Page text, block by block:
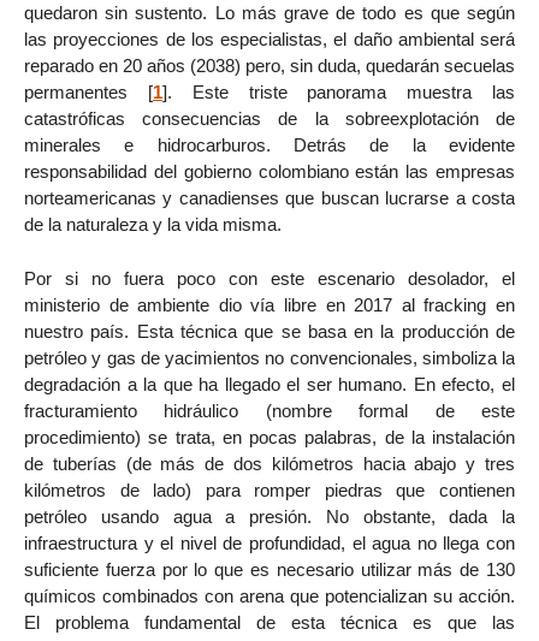
quedaron sin sustento. Lo más grave de todo es que según
las proyecciones de los especialistas, el daño ambiental será
reparado en 20 años (2038) pero, sin duda, quedarán secuelas
permanentes [1]. Este triste panorama muestra las
catastróficas consecuencias de la sobreexplotación de
minerales e hidrocarburos. Detrás de la evidente
responsabilidad del gobierno colombiano están las empresas
norteamericanas y canadienses que buscan lucrarse a costa
de la naturaleza y la vida misma.
Por si no fuera poco con este escenario desolador, el
ministerio de ambiente dio vía libre en 2017 al fracking en
nuestro país. Esta técnica que se basa en la producción de
petróleo y gas de yacimientos no convencionales, simboliza la
degradación a la que ha llegado el ser humano. En efecto, el
fracturamiento hidráulico (nombre formal de este
procedimiento) se trata, en pocas palabras, de la instalación
de tuberías (de más de dos kilómetros hacia abajo y tres
kilómetros de lado) para romper piedras que contienen
petróleo usando agua a presión. No obstante, dada la
infraestructura y el nivel de profundidad, el agua no llega con
suficiente fuerza por lo que es necesario utilizar más de 130
químicos combinados con arena que potencializan su acción.
El problema fundamental de esta técnica es que las